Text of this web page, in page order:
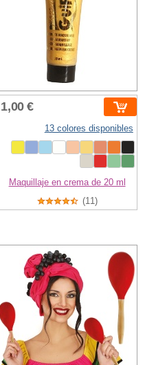
1,00 €
13 colores disponibles
Maquillaje en crema de 20 ml
(11)